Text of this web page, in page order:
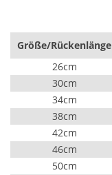
Größe/Rückenlänge
26cm
30cm
34cm
38cm
42cm
46cm
50cm